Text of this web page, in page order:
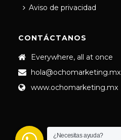
Aviso de privacidad
CONTÁCTANOS
Everywhere, all at once
hola@ochomarketing.mx
www.ochomarketing.mx
¿Necesitas ayuda?